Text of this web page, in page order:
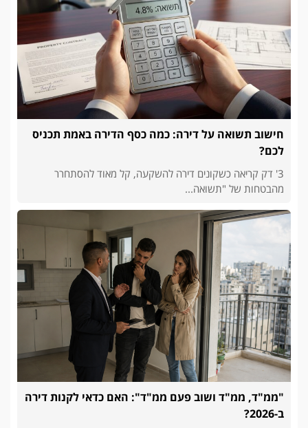
חישוב תשואה על דירה: כמה כסף הדירה באמת תכניס
לכם?
3' דק קריאה כשקונים דירה להשקעה, קל מאוד להסתחרר
מהבטחות של "תשואה...
"ממ"ד, ממ"ד ושוב פעם ממ"ד": האם כדאי לקנות דירה
ב-2026?